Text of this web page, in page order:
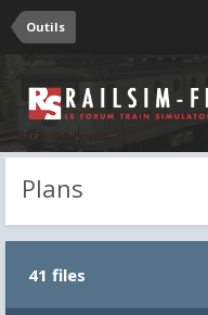
Outils
Plans
41 files